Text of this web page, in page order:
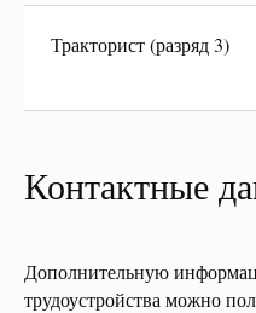
Тракторист (разряд 3)
Контактные
Дополнительную
трудоустройства можно